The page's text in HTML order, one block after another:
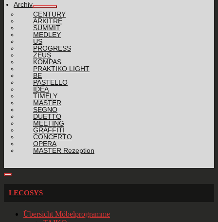
Archiv
CENTURY
ARKITRE
SUMMIT
MEDLEY
US
PROGRESS
ZEUS
KOMPAS
PRAKTIKO LIGHT
BE
PASTELLO
IDEA
TIMELY
MASTER
SEGNO
DUETTO
MEETING
GRAFFITI
CONCERTO
OPERA
MASTER Rezeption
LECOSYS
Übersicht Möbelprogramme